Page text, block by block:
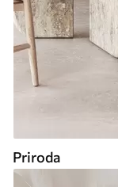
Priroda